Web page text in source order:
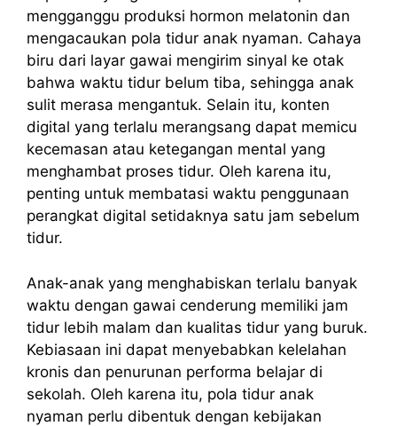
mengganggu produksi hormon melatonin dan
mengacaukan pola tidur anak nyaman. Cahaya
biru dari layar gawai mengirim sinyal ke otak
bahwa waktu tidur belum tiba, sehingga anak
sulit merasa mengantuk. Selain itu, konten
digital yang terlalu merangsang dapat memicu
kecemasan atau ketegangan mental yang
menghambat proses tidur. Oleh karena itu,
penting untuk membatasi waktu penggunaan
perangkat digital setidaknya satu jam sebelum
tidur.
Anak-anak yang menghabiskan terlalu banyak
waktu dengan gawai cenderung memiliki jam
tidur lebih malam dan kualitas tidur yang buruk.
Kebiasaan ini dapat menyebabkan kelelahan
kronis dan penurunan performa belajar di
sekolah. Oleh karena itu, pola tidur anak
nyaman perlu dibentuk dengan kebijakan